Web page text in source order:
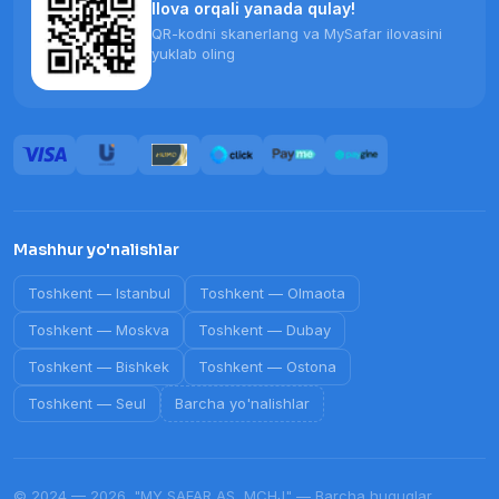
Ilova orqali yanada qulay!
QR-kodni skanerlang va MySafar ilovasini
yuklab oling
Mashhur yo'nalishlar
Toshkent — Istanbul Toshkent — Olmaota
Toshkent — Moskva Toshkent — Dubay
Toshkent — Bishkek Toshkent — Ostona
Toshkent — Seul Barcha yo'nalishlar